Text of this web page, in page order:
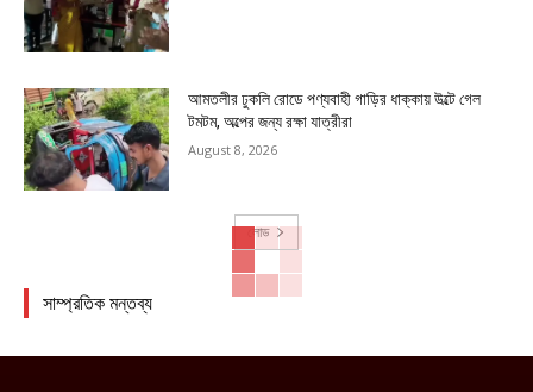
আমতলীর ঢুকলি রোডে পণ্যবাহী গাড়ির ধাক্কায় উল্টে গেল
টমটম, অল্পের জন্য রক্ষা যাত্রীরা
August 8, 2026
লোড
সাম্প্রতিক মন্তব্য